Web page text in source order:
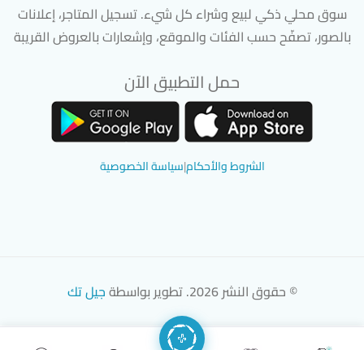
سوق محلي ذكي لبيع وشراء كل شيء. تسجيل المتاجر، إعلانات
بالصور، تصفّح حسب الفئات والموقع، وإشعارات بالعروض القريبة
حمل التطبيق الآن
الشروط والأحكام|سياسة الخصوصية
© حقوق النشر 2026. تطوير بواسطة جيل تك